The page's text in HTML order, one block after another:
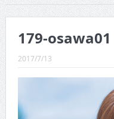
CINEMA×STYLE 291号
CINEMA×STYLE 290号
CINEMA×STYLE 289号
CINEMA×STYLE 288
CINEMA×STYLE 287
179-osawa01
2017/7/13